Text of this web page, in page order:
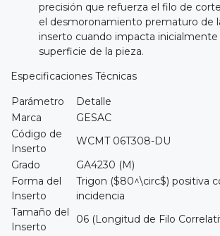
precisión que refuerza el filo de
el desmoronamiento prematuro de
inserto cuando impacta inicialmente
superficie de la pieza.
Especificaciones Técnicas
Parámetro
Detalle
Marca
GESAC
Código de
Inserto
WCMT 06T308-DU
Grado
GA4230 (M)
Forma del
Inserto
Trigon ($80^\circ$) positiva
incidencia
Tamaño del
Inserto
06 (Longitud de Filo